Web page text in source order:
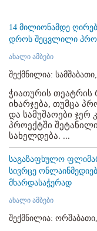
14 მილიონამდე
დროს შეცვლილი
ახალი ამბები
შექმნილია:
ჭიათურის თეატრის
იხარჯება, თუმცა
და სამუშაოები
პროექტში
სახელდება. ...
საგაზაფხულო
სივრცე
მხარდასაჭერად
ახალი ამბები
შექმნილია: ორშაბათი,